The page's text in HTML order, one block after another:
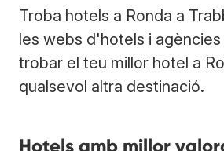
Troba hotels a Ronda a
les webs d'hotels i
trobar el teu millor hotel a
qualsevol altra destinació.
Hotels amb millor